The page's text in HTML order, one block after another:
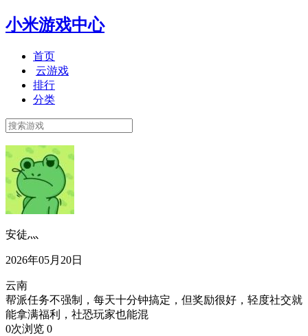
小米游戏中心
首页
云游戏
排行
分类
安徒灬
2026年05月20日
云南
帮派任务不强制，每天十分钟搞定，但奖励很好，轻度社交就
能拿满福利，社恐玩家也能混
0次浏览 0